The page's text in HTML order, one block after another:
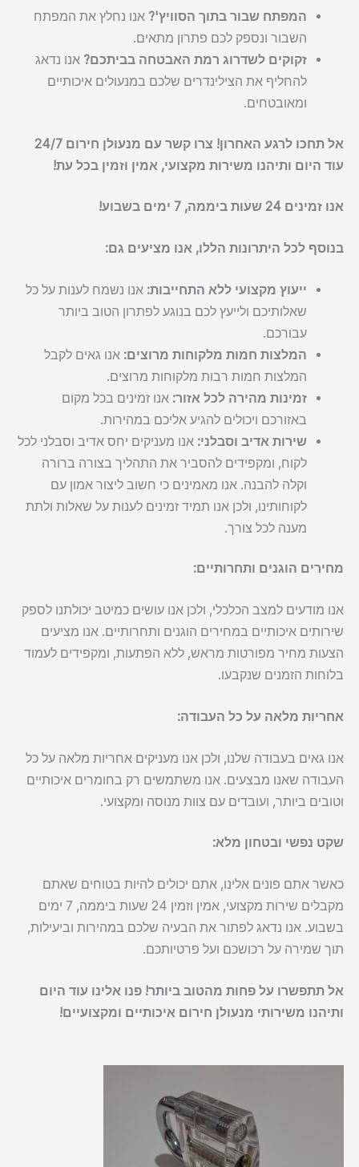
המפתח שבור בתוך הסוויץ'? אנו נחלץ את המפתח
השבור ונספק לכם פתרון מתאים.
זקוקים לשדרוג רמת האבטחה בביתכם? אנו נדאג
להחליף את הצילינדרים שלכם במנעולים איכותיים
ומאובטחים.
אל תחכו לרגע האחרון! צרו קשר עם מנעולן חירום 24/7
עוד היום ותיהנו משירות מקצועי, אמין וזמין בכל עת!
אנו זמינים 24 שעות ביממה, 7 ימים בשבוע!
בנוסף לכל היתרונות הללו, אנו מציעים גם:
ייעוץ מקצועי ללא התחייבות: אנו נשמח לענות על כל
שאלותיכם ולייעץ לכם בנוגע לפתרון הטוב ביותר
עבורכם.
המלצות חמות מלקוחות מרוצים: אנו גאים לקבל
המלצות חמות רבות מלקוחות מרוצים.
זמינות מהירה לכל אזור: אנו זמינים בכל מקום
באזורכם ויכולים להגיע אליכם במהירות.
שירות אדיב וסבלני: אנו מעניקים יחס אדיב וסבלני לכל
לקוח, ומקפידים להסביר את התהליך בצורה ברורה
וקלה להבנה. אנו מאמינים כי חשוב ליצור אמון עם
לקוחותינו, ולכן אנו תמיד זמינים לענות על שאלות ולתת
מענה לכל צורך.
מחירים הוגנים ותחרותיים:
אנו מודעים למצב הכלכלי, ולכן אנו עושים כמיטב יכולתנו לספק
שירותים איכותיים במחירים הוגנים ותחרותיים. אנו מציעים
הצעות מחיר מפורטות מראש, ללא הפתעות, ומקפידים לעמוד
בלוחות הזמנים שנקבעו.
אחריות מלאה על כל העבודה:
אנו גאים בעבודה שלנו, ולכן אנו מעניקים אחריות מלאה על כל
העבודה שאנו מבצעים. אנו משתמשים רק בחומרים איכותיים
וטובים ביותר, ועובדים עם צוות מנוסה ומקצועי.
שקט נפשי ובטחון מלא:
כאשר אתם פונים אלינו, אתם יכולים להיות בטוחים שאתם
מקבלים שירות מקצועי, אמין וזמין 24 שעות ביממה, 7 ימים
בשבוע. אנו נדאג לפתור את הבעיה שלכם במהירות וביעילות,
תוך שמירה על רכושכם ועל פרטיותכם.
אל תתפשרו על פחות מהטוב ביותר! פנו אלינו עוד היום
ותיהנו משירותי מנעולן חירום איכותיים ומקצועיים!